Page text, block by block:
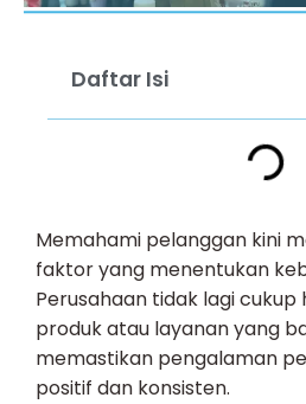
Daftar Isi
Memahami pelanggan kini
faktor yang menentukan
Perusahaan tidak lagi
produk atau layanan yang
memastikan pengalaman
positif dan konsisten.